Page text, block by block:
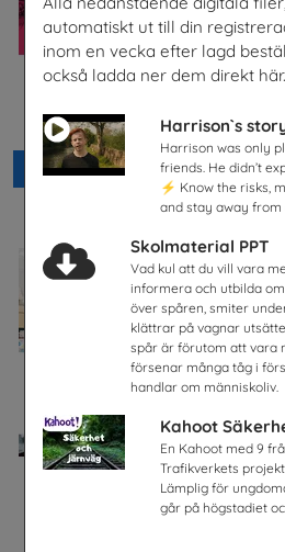
automatiskt ut till din
inom en vecka efter lagd
också ladda ner dem direkt här.
Harrison`s
Harrison was only
friends. He didn’t
⚡ Know the risks,
and stay away
Skolmaterial PPT
Vad kul att du vill vara
informera och utbilda
över spåren, smiter
klättrar på vagnar
spår är förutom att vara
försenar många tåg i
handlar om människoliv.
Kahoot
En Kahoot med 9
Trafikverkets
Lämplig för
går på högstadiet
Riksförbundet Noaks Ark
Beställ 0kr
Jobba på apotek
Sveriges Apoteksförening